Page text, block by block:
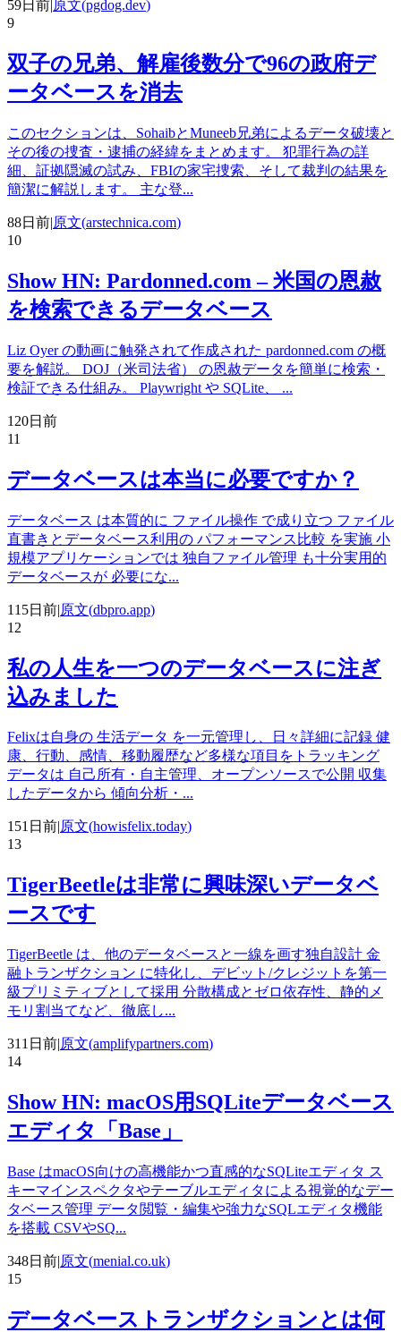
59日前 原文(pgdog.dev)
9
双子の兄弟、解雇後数分で96の政府デ
ータベースを消去
このセクションは、SohaibとMuneeb兄弟によるデータ破壊と
その後の捜査・逮捕の経緯をまとめます。 犯罪行為の詳
細、証拠隠滅の試み、FBIの家宅捜索、そして裁判の結果を
簡潔に解説します。 主な登...
88日前|原文(arstechnica.com)
10
Show HN: Pardonned.com – 米国の恩赦
を検索できるデータベース
Liz Oyer の動画に触発されて作成された pardonned.com の概
要を解説。 DOJ（米司法省） の恩赦データを簡単に検索・
検証できる仕組み。 Playwright や SQLite、 ...
120日前
11
データベースは本当に必要ですか？
データベース は本質的に ファイル操作 で成り立つ ファイル
直書きとデータベース利用の パフォーマンス比較 を実施 小
規模アプリケーションでは 独自ファイル管理 も十分実用的
データベースが 必要にな...
115日前|原文(dbpro.app)
12
私の人生を一つのデータベースに注ぎ
込みました
Felixは自身の 生活データ を一元管理し、日々詳細に記録 健
康、行動、感情、移動履歴など多様な項目をトラッキング
データは 自己所有・自主管理、オープンソースで公開 収集
したデータから 傾向分析・ ...
151日前|原文(howisfelix.today)
13
TigerBeetleは非常に興味深いデータベ
ースです
TigerBeetle は、他のデータベースと一線を画す独自設計 金
融トランザクション に特化し、デビット/クレジットを第一
級プリミティブとして採用 分散構成とゼロ依存性、静的メ
モリ割当てなど、徹底し...
311日前|原文(amplifypartners.com)
14
Show HN: macOS用SQLiteデータベース
エディタ「Base」
Base はmacOS向けの高機能かつ直感的なSQLiteエディタ ス
キーマインスペクタやテーブルエディタによる視覚的なデー
タベース管理 データ閲覧・編集や強力なSQLエディタ機能
を搭載 CSVやSQ...
348日前|原文(menial.co.uk)
15
データベーストランザクションとは何